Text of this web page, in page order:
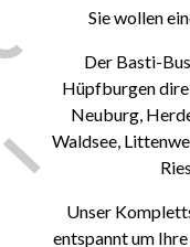
Sie wollen
Der Basti-
Hüpfburgen
Neuburg,
Waldsee,
Unser
entspannt um